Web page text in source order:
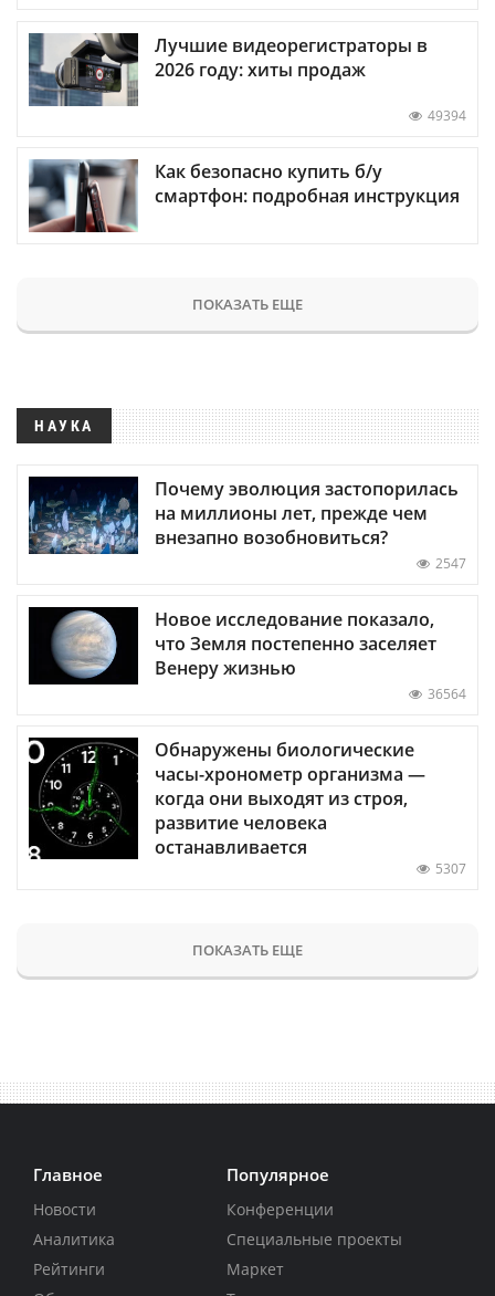
Лучшие видеорегистраторы в
2026 году: хиты продаж
49394
Как безопасно купить б/у
смартфон: подробная инструкция
ПОКАЗАТЬ ЕЩЕ
НАУКА
Почему эволюция застопорилась
на миллионы лет, прежде чем
внезапно возобновиться?
2547
Новое исследование показало,
что Земля постепенно заселяет
Венеру жизнью
36564
Обнаружены биологические
часы-хронометр организма —
когда они выходят из строя,
развитие человека
останавливается
5307
ПОКАЗАТЬ ЕЩЕ
Главное
Новости
Аналитика
Рейтинги
Популярное
Конференции
Специальные проекты
Маркет